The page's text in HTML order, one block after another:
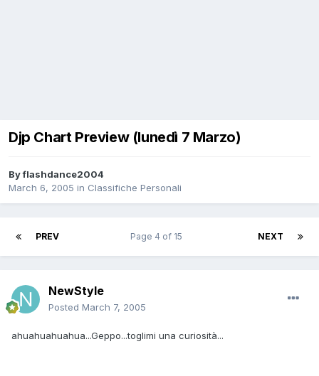
Djp Chart Preview (lunedì 7 Marzo)
Byflashdance2004
March 6, 2005 in Classifiche Personali
PREV NEXT
Page 4 of 15
NewStyle
Posted March 7, 2005
ahuahuahuahua...Geppo...toglimi una curiosità...